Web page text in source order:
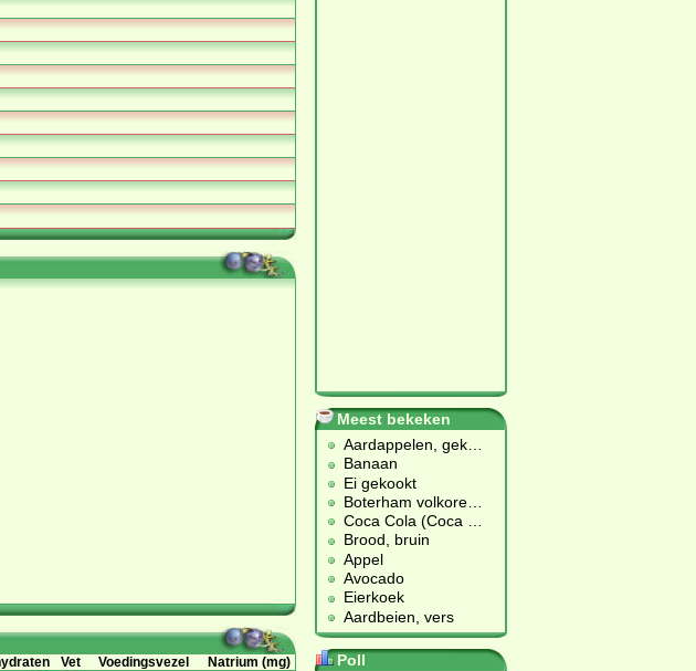
Vet Voedingsvezel
Natrium (mg)
Meest bekeken
Aardappelen, gek
Banaan
Ei gekookt
Boterham volkore
Coca Cola (Coca
Brood, bruin
Appel
Avocado
Eierkoek
Aardbeien, vers
Poll